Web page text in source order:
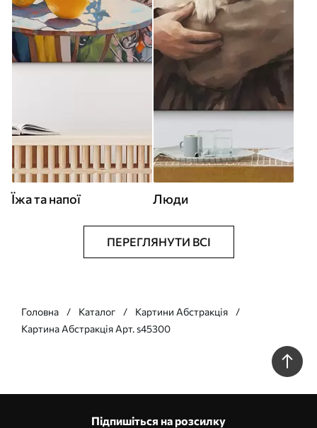
Їжа та напої Люди
ПЕРЕГЛЯНУТИ ВСІ
Головна Каталог
Картини Абстракція
Картина Абстракція Арт. s45300
Підпишіться на розсилку